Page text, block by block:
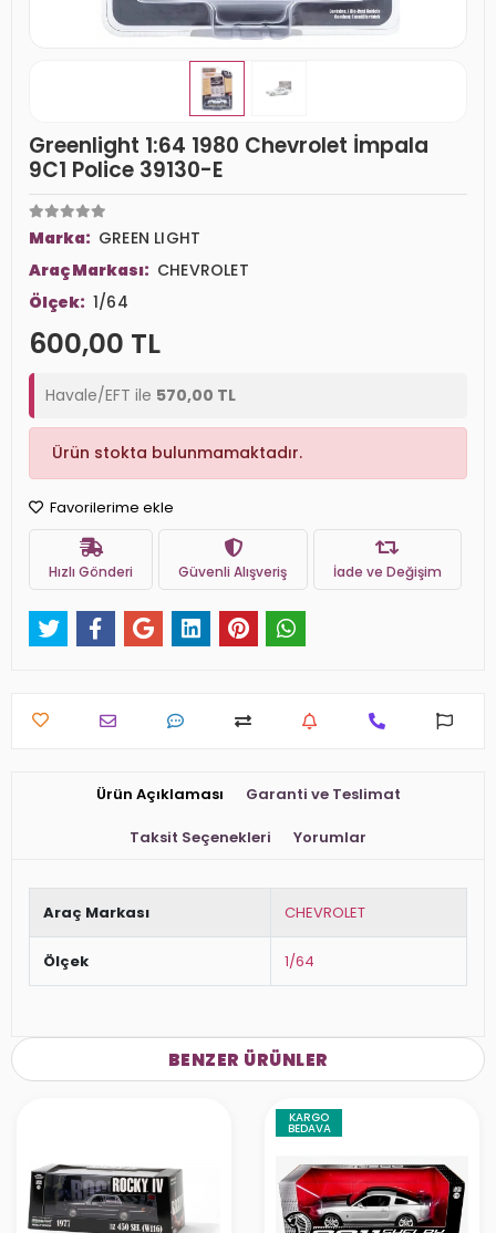
Greenlight 1:64 1980 Chevrolet İmpala
9C1 Police 39130-E
Marka: GREEN LIGHT
Araç Markası: CHEVROLET
Ölçek: 1/64
600,00 TL
Havale/EFT ile 570,00 TL
Ürün stokta bulunmamaktadır.
Favorilerime ekle
Hızlı Gönderi Güvenli Alışveriş İade ve Değişim
Ürün Açıklaması Garanti ve Teslimat
Taksit Seçenekleri Yorumlar
Araç Markası CHEVROLET
Ölçek 1/64
BENZER ÜRÜNLER
KARGO
BEDAVA